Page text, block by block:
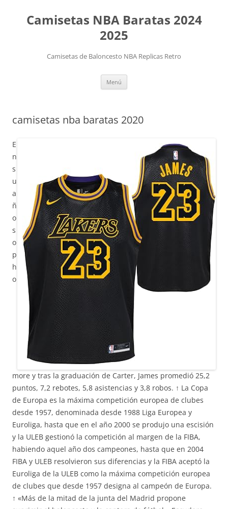
Camisetas NBA Baratas 2024
2025
Camisetas de Baloncesto NBA Replicas Retro
Menú
camisetas nba baratas 2020
E
n
s
u
a
ñ
o
s
o
p
h
o
more y tras la graduación de Carter, James promedió 25,2
puntos, 7,2 rebotes, 5,8 asistencias y 3,8 robos. ↑ La Copa
de Europa es la máxima competición europea de clubes
desde 1957, denominada desde 1988 Liga Europea y
Euroliga, hasta que en el año 2000 se produjo una escisión
y la ULEB gestionó la competición al margen de la FIBA,
habiendo aquel año dos campeones, hasta que en 2004
FIBA y ULEB resolvieron sus diferencias y la FIBA aceptó la
Euroliga de la ULEB como la máxima competición europea
de clubes que desde 1957 designa al campeón de Europa.
↑ «Más de la mitad de la junta del Madrid propone